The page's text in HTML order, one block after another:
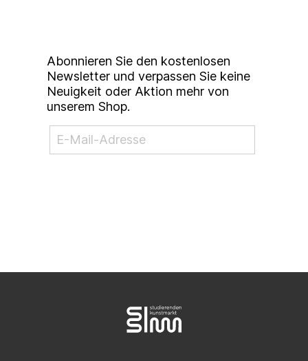
Abonnieren Sie den kostenlosen
Newsletter und verpassen Sie keine
Neuigkeit oder Aktion mehr von
unserem Shop.